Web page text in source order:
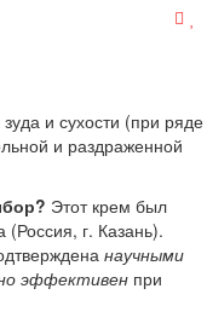
и сухости (при ряде
и раздраженной
Этот крем был
г. Казань).
научными
эффективен при